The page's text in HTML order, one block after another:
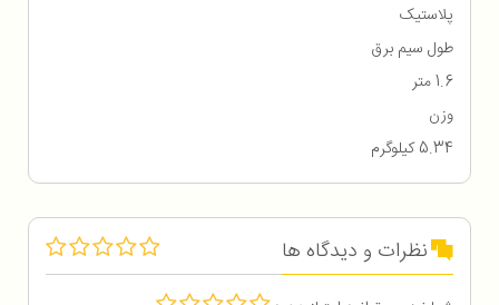
پلاستیک
طول سیم برق
1.6 متر
وزن
5.34 کیلوگرم
نظرات و دیدگاه ها